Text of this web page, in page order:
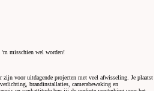
'm misschien wel worden!
zijn voor uitdagende projecten met veel afwisseling. Je plaatst
brandinstallaties, camerabewaking en